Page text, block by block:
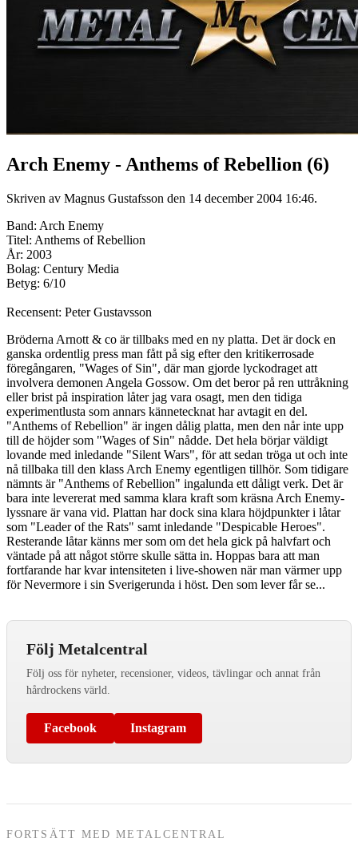
Arch Enemy - Anthems of Rebellion (6)
Skriven av Magnus Gustafsson den 14 december 2004 16:46.
Band: Arch Enemy
Titel: Anthems of Rebellion
År: 2003
Bolag: Century Media
Betyg: 6/10
Recensent: Peter Gustavsson
Bröderna Arnott & co är tillbaks med en ny platta. Det är dock en
ganska ordentlig press man fått på sig efter den kritikerrosade
föregångaren, "Wages of Sin", där man gjorde lyckodraget att
involvera demonen Angela Gossow. Om det beror på ren uttråkning
eller brist på inspiration låter jag vara osagt, men den tidiga
experimentlusta som annars kännetecknat har avtagit en del.
"Anthems of Rebellion" är ingen dålig platta, men den når inte upp
till de höjder som "Wages of Sin" nådde. Det hela börjar väldigt
lovande med inledande "Silent Wars", för att sedan tröga ut och inte
nå tillbaka till den klass Arch Enemy egentligen tillhör. Som tidigare
nämnts är "Anthems of Rebellion" ingalunda ett dåligt verk. Det är
bara inte levererat med samma klara kraft som kräsna Arch Enemy-
lyssnare är vana vid. Plattan har dock sina klara höjdpunkter i låtar
som "Leader of the Rats" samt inledande "Despicable Heroes".
Resterande låtar känns mer som om det hela gick på halvfart och
väntade på att något större skulle sätta in. Hoppas bara att man
fortfarande har kvar intensiteten i live-showen när man värmer upp
för Nevermore i sin Sverigerunda i höst. Den som lever får se...
Följ Metalcentral
Följ oss för nyheter, recensioner, videos, tävlingar och annat från
hårdrockens värld.
Facebook Instagram
FORTSÄTT MED METALCENTRAL